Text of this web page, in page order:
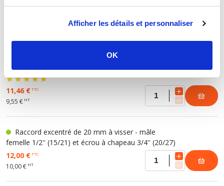
Afficher les détails et personnaliser
OK
ET ÉCROU À CHAPEAU
Raccord excentré de 10 mm à visser - mâle
femelle 1/2'' (15/21) et écrou à chapeau 3/4'' (20/27)
11,46 €TTC
9,55 € HT
Raccord excentré de 20 mm à visser - mâle
femelle 1/2'' (15/21) et écrou à chapeau 3/4'' (20/27)
12,00 €TTC
10,00 € HT